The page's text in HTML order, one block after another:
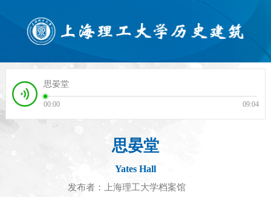
思晏堂
00:00 09:04
思晏堂
Yates Hall
发布者：上海理工大学档案馆